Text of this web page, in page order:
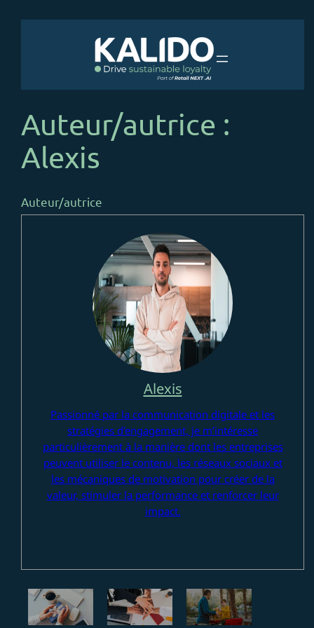
Auteur/autrice :
Alexis
Auteur/autrice
Alexis
Passionné par la communication digitale et les
stratégies d’engagement, je m’intéresse
particulièrement à la manière dont les entreprises
peuvent utiliser le contenu, les réseaux sociaux et
les mécaniques de motivation pour créer de la
valeur, stimuler la performance et renforcer leur
impact.